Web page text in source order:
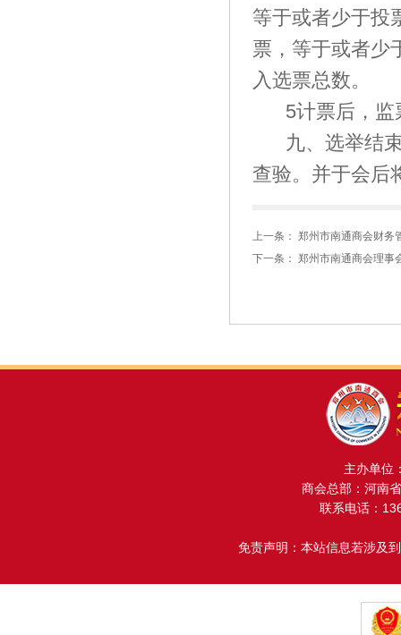
等于或者少于投
票，等于或者少
入选票总数。
5计票后，
九、选举结
查验。并于会后
上一条： 郑州市南通商会财务
下一条： 郑州市南通商会理事
主办单位
商会总部：河南
联系电话：
免责声明：本站信息若涉及